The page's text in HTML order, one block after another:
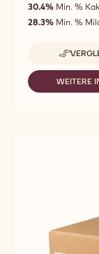
out
of
5
30.4% Min. %
28.3% Min. %
-
WEITERE